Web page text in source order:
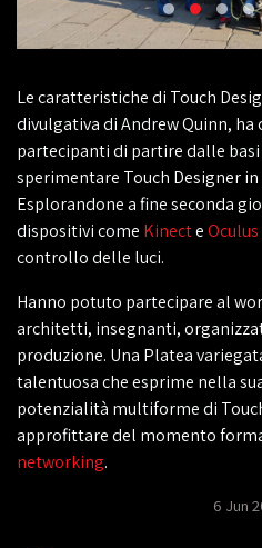
Le caratteristiche di Touch
divulgativa di Andrew Quinn,
partecipanti di partire dalle
sperimentare Touch Designer
Esplorandone a fine seconda
dispositivi come KinecteOculus
controllo delle luci.
Hanno potuto partecipare al
architetti, insegnanti,
produzione. Una Platea
talentuosa che esprime nella
potenzialità multiforme di
approfittare del momento
networking.
6 Jun